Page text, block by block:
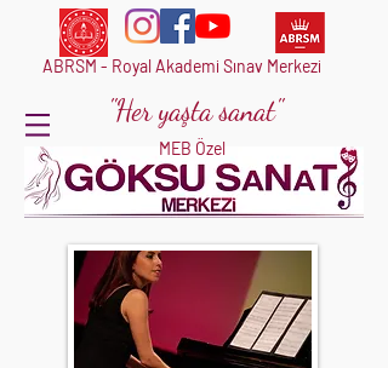
ABRSM - Royal Akademi Sınav Merkezi
"Her yaşta sanat"
MEB Özel